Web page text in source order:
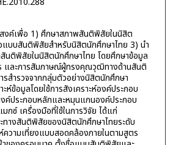
งค์เพื่อ 1) ศึกษาสภาพสันติพิสัยในนิสิต
แบบสันติพิสัยสำหรับนิสิตนักศึกษาไทย 3) นำ
ติพิสัยในนิสิตนักศึกษาไทย โดยศึกษาข้อมูล
ร และการสัมภาษณ์ผู้ทรงคุณวุฒิทางด้านสันติ
สำรวจจากกลุ่มตัวอย่างนิสิตนักศึกษา
ห์ข้อมูลโดยใช้การสังเคราะห์องค์ประกอบ
ค์ประกอบหลักและหมุนแกนองค์ประกอบ
กซ์ เครื่องมือที่ใช้ในการวิจัย ได้แก่
างสันติพิสัยของนิสิตนักศึกษาไทยระดับ
วามเที่ยงแบบสอดคล้องภายในตามสูตร